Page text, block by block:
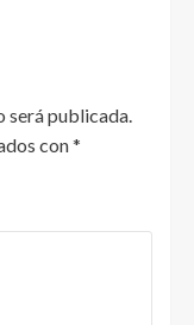
publicada.
con*